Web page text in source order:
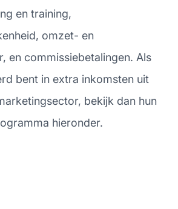
en training,
omzet- en
en commissiebetalingen. Als
bent in extra inkomsten uit
bekijk dan hun
hieronder.